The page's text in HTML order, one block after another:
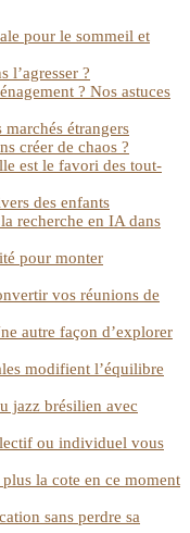
pour le sommeil et
l’agresser ?
? Nos astuces
étrangers
créer de chaos ?
est le favori des tout-
des enfants
recherche en IA dans
pour monter
vos réunions de
autre façon d’explorer
modifient l’équilibre
jazz brésilien avec
ou individuel vous
la cote en ce moment
sans perdre sa